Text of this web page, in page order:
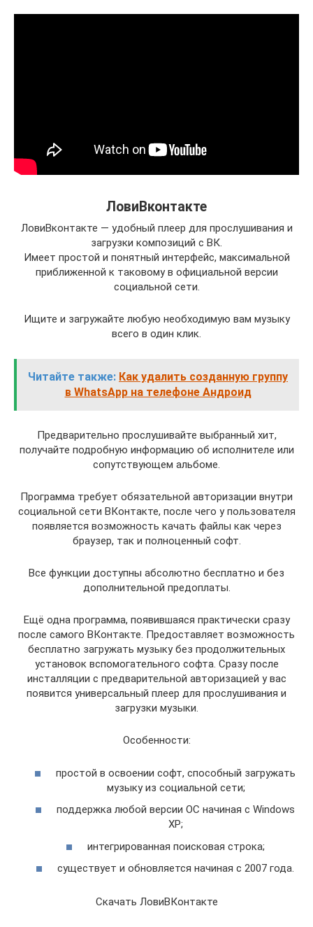
ЛовиВконтакте
ЛовиВконтакте — удобный плеер для прослушивания и
загрузки композиций с ВК.
Имеет простой и понятный интерфейс, максимальной
приближенной к таковому в официальной версии
социальной сети.
Ищите и загружайте любую необходимую вам музыку
всего в один клик.
Читайте также: Как удалить созданную группу
в WhatsApp на телефоне Андроид
Предварительно прослушивайте выбранный хит,
получайте подробную информацию об исполнителе или
сопутствующем альбоме.
Программа требует обязательной авторизации внутри
социальной сети ВКонтакте, после чего у пользователя
появляется возможность качать файлы как через
браузер, так и полноценный софт.
Все функции доступны абсолютно бесплатно и без
дополнительной предоплаты.
Ещё одна программа, появившаяся практически сразу
после самого ВКонтакте. Предоставляет возможность
бесплатно загружать музыку без продолжительных
установок вспомогательного софта. Сразу после
инсталляции с предварительной авторизацией у вас
появится универсальный плеер для прослушивания и
загрузки музыки.
Особенности:
простой в освоении софт, способный загружать
музыку из социальной сети;
поддержка любой версии ОС начиная с Windows
XP;
интегрированная поисковая строка;
существует и обновляется начиная с 2007 года.
Скачать ЛовиВКонтакте